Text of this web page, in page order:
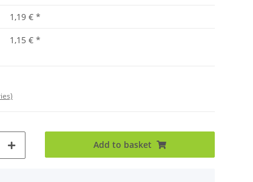
1,19 € *
1,15 € *
Add to basket